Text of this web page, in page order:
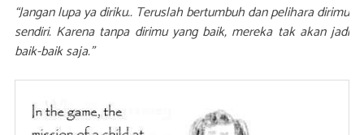
“Jangan lupa ya diriku.. Teruslah bertumbuh dan pelihara dirimu
sendiri. Karena tanpa dirimu yang baik, mereka tak akan jadi
baik-baik saja.”